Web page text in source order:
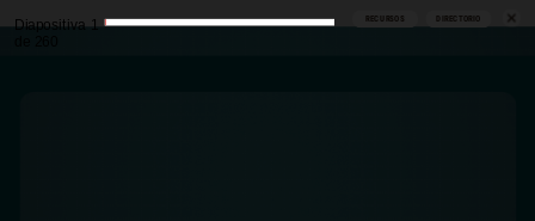
Diapositiva 1
DIRECTORIO
RECURSOS